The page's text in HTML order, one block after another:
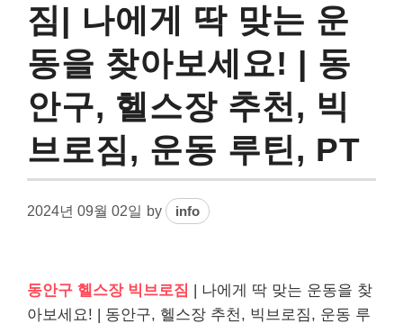
짐| 나에게 딱 맞는 운
동을 찾아보세요! | 동
안구, 헬스장 추천, 빅
브로짐, 운동 루틴, PT
2024년 09월 02일 by info
동안구 헬스장 빅브로짐 | 나에게 딱 맞는 운동을 찾
아보세요! | 동안구, 헬스장 추천, 빅브로짐, 운동 루